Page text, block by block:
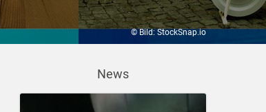
© Bild: StockSnap.io
News